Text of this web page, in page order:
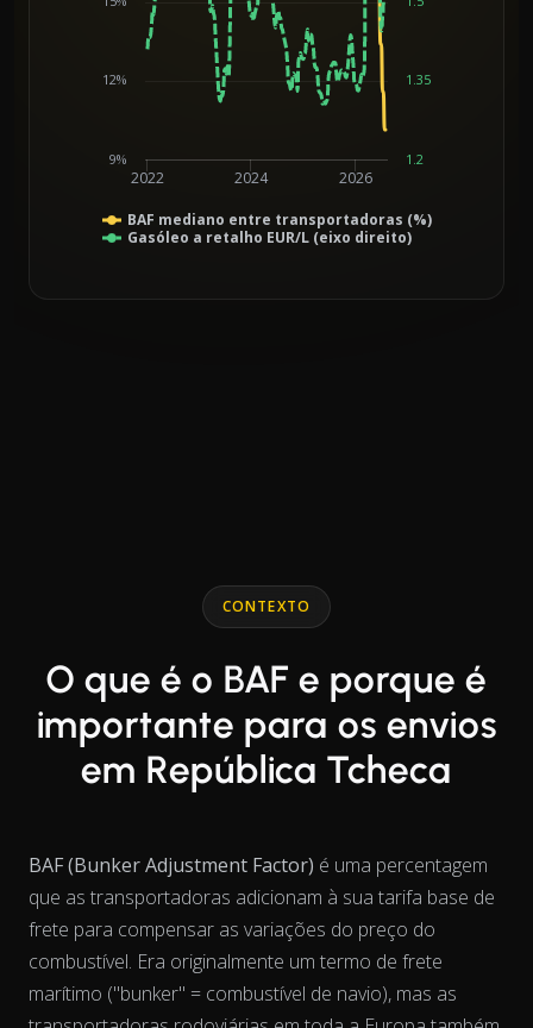
Line chart with 2 lines.
BAF mediano entre transportadoras (%)
Gasóleo a retalho EUR/L (eixo direito)
2022 2024 2026
9%
12%
1.2
1.35
CONTEXTO
O que é o BAF e porque é
importante para os envios
em República Tcheca
BAF (Bunker Adjustment Factor) é uma percentagem
que as transportadoras adicionam à sua tarifa base de
frete para compensar as variações do preço do
combustível. Era originalmente um termo de frete
marítimo ("bunker" = combustível de navio), mas as